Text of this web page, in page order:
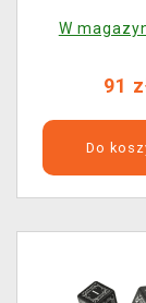
W
91
Do